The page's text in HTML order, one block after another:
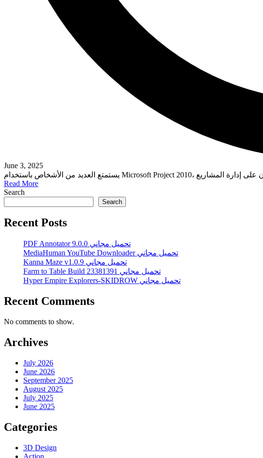
June 3, 2025
Read More
Search
Search
Recent Posts
PDF Annotator 9.0.0 تحميل مجاني
MediaHuman YouTube Downloader تحميل مجاني
Kanna Maze v1.0.9 تحميل مجاني
Farm to Table Build 23381391 تحميل مجاني
Hyper Empire Explorers-SKIDROW تحميل مجاني
Recent Comments
No comments to show.
Archives
July 2026
June 2026
September 2025
August 2025
July 2025
June 2025
Categories
3D Design
Action